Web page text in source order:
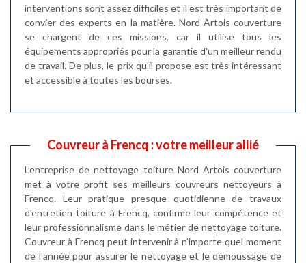
interventions sont assez difficiles et il est très important de
convier des experts en la matière. Nord Artois couverture
se chargent de ces missions, car il utilise tous les
équipements appropriés pour la garantie d'un meilleur rendu
de travail. De plus, le prix qu'il propose est très intéressant
et accessible à toutes les bourses.
Couvreur à Frencq : votre meilleur allié
L’entreprise de nettoyage toiture Nord Artois couverture
met à votre profit ses meilleurs couvreurs nettoyeurs à
Frencq. Leur pratique presque quotidienne de travaux
d’entretien toiture à Frencq, confirme leur compétence et
leur professionnalisme dans le métier de nettoyage toiture.
Couvreur à Frencq peut intervenir à n’importe quel moment
de l’année pour assurer le nettoyage et le démoussage de